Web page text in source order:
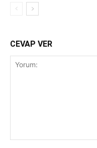
CEVAP VER